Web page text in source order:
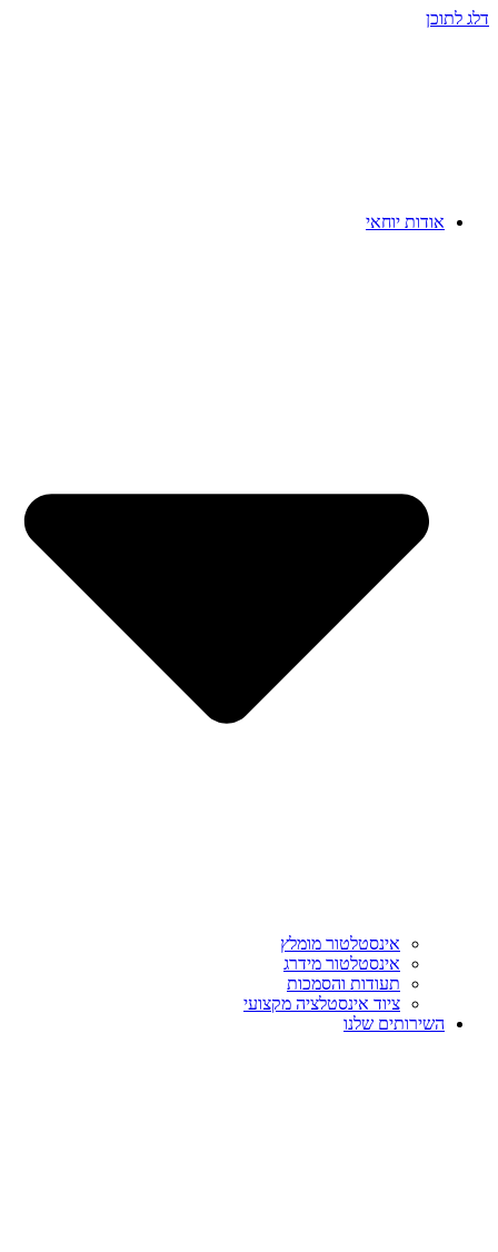
דלג לתוכן
אודות יוחאי
אינסטלטור מומלץ
אינסטלטור מידרג
תעודות והסמכות
ציוד אינסטלציה מקצועי
השירותים שלנו